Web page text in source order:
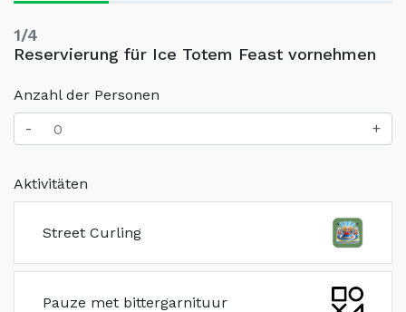
1/4
Reservierung für Ice Totem Feast vornehmen
Anzahl der Personen
-
+
Aktivitäten
Street Curling
Pauze met bittergarnituur